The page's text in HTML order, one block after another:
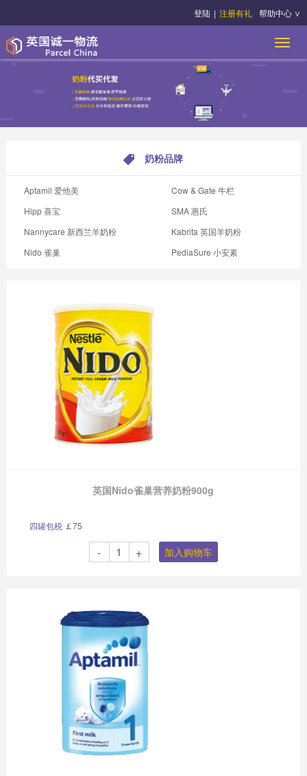
帮助中心 ∨
登陆 | 注册有礼
奶粉品牌
Aptamil 爱他美
Cow & Gate 牛栏
Hipp 喜宝
SMA 惠氏
Nannycare 新西兰羊奶粉
Kabrita 英国羊奶粉
Nido 雀巢
PediaSure 小安素
英国Nido雀巢营养奶粉900g
四罐包税 ￡75
- + 加入购物车